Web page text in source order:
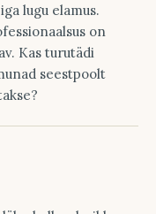
lugu elamus.
on
Kas turutädi
seestpoolt